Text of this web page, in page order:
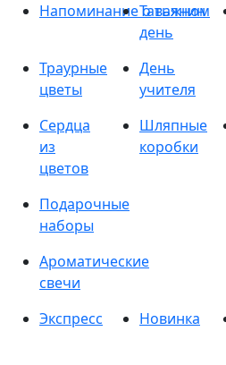
Напоминание о важном
Татьянин
день
Траурные
цветы
День
учителя
Сердца
из
цветов
Шляпные
коробки
Подарочные
наборы
Ароматические
свечи
Экспресс
Новинка